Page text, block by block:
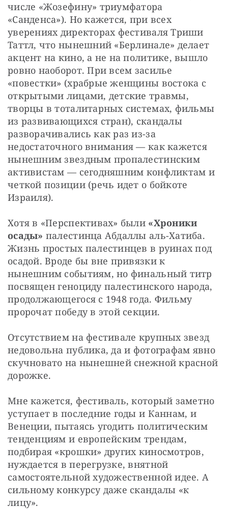
числе «Жозефину» триумфатора
«Санденса»). Но кажется, при всех
уверениях директорах фестиваля Триши
Таттл, что нынешний «Берлинале» делает
акцент на кино, а не на политике, вышло
ровно наоборот. При всем засилье
«повестки» (храбрые женщины востока с
открытыми лицами, детские травмы,
творцы в тоталитарных системах, фильмы
из развивающихся стран), скандалы
разворачивались как раз из-за
недостаточного внимания — как кажется
нынешним звездным пропалестинским
активистам — сегодняшним конфликтам и
четкой позиции (речь идет о бойкоте
Израиля).
Хотя в «Перспективах» были «Хроники
осады» палестинца Абдаллы аль-Хатиба.
Жизнь простых палестинцев в руинах под
осадой. Вроде бы вне привязки к
нынешним событиям, но финальный титр
посвящен геноциду палестинского народа,
продолжающегося с 1948 года. Фильму
пророчат победу в этой секции.
Отсутствием на фестивале крупных звезд
недовольна публика, да и фотографам явно
скучновато на нынешней снежной красной
дорожке.
Мне кажется, фестиваль, который заметно
уступает в последние годы и Каннам, и
Венеции, пытаясь угодить политическим
тенденциям и европейским трендам,
подбирая «крошки» других киносмотров,
нуждается в перегрузке, внятной
самостоятельной художественной идее. А
сильному конкурсу даже скандалы «к
лицу».